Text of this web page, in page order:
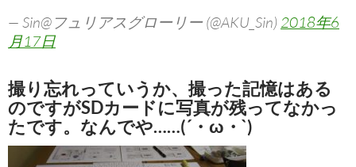
— Sin@フュリアスグローリー (@AKU_Sin) 2018年6
月17日
撮り忘れっていうか、撮った記憶はある
のですがSDカードに写真が残ってなかっ
たです。なんでや……(´・ω・`)